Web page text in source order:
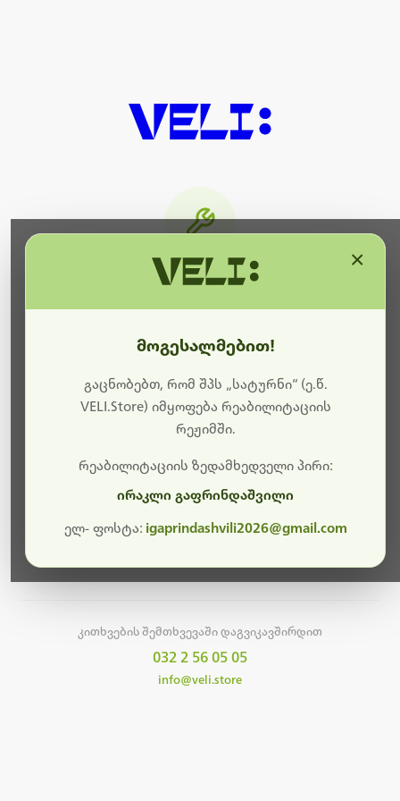
ბოდიშს გიხდით შეფერხებისთვის. ამჟამად
მიმდინარეობს საიტის განახლება და ტექნიკური
სამუშაოები.
მალე ისევ ხელმისაწვდომი იქნება. გმადლობთ
კითხვების შემთხვევაში დაგვიკავშირდით
032 2 56 05 05
info@veli.store
მოგესალმებით!
გაცნობებთ, რომ შპს „სატურნი“ (ე.წ.
VELI.Store) იმყოფება რეაბილიტაციის
რეჟიმში.
რეაბილიტაციის ზედამხედველი პირი:
ირაკლი გაფრინდაშვილი
ელ- ფოსტა: igaprindashvili2026@gmail.com
×